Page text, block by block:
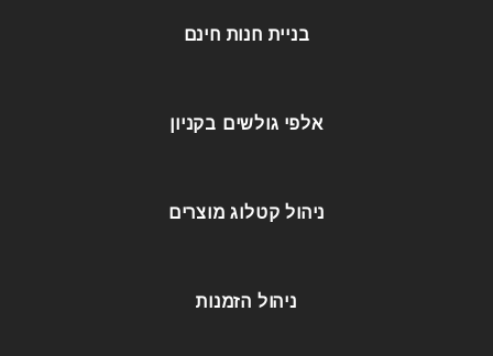
בניית חנות חינם
אלפי גולשים בקניון
ניהול קטלוג מוצרים
ניהול הזמנות